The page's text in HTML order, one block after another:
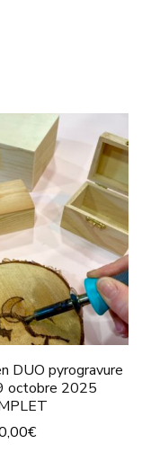
DUO pyrogravure
octobre 2025
€